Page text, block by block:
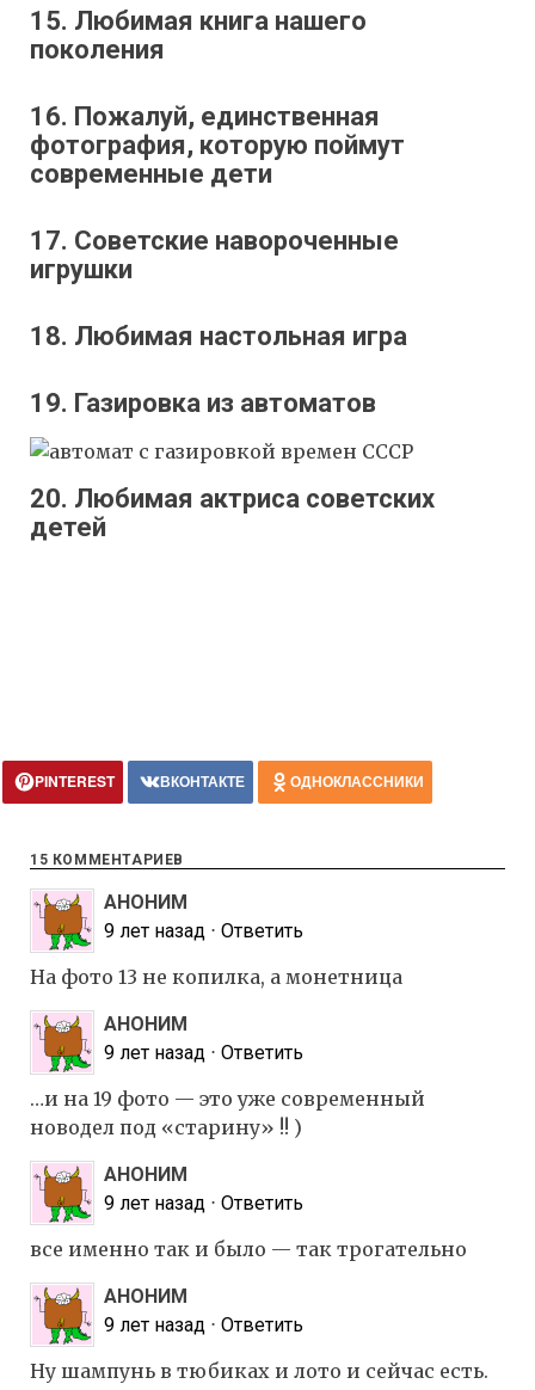
15. Любимая книга нашего
поколения
16. Пожалуй, единственная
фотография, которую поймут
современные дети
17. Советские навороченные
игрушки
18. Любимая настольная игра
19. Газировка из автоматов
20. Любимая актриса советских
детей
PINTEREST ВКОНТАКТЕ ОДНОКЛАССНИКИ
15 КОММЕНТАРИЕВ
АНОНИМ
9 лет назад ⋅ Ответить
На фото 13 не копилка, а монетница
АНОНИМ
9 лет назад ⋅ Ответить
…и на 19 фото — это уже современный
новодел под «старину» !! )
АНОНИМ
9 лет назад ⋅ Ответить
все именно так и было — так трогательно
АНОНИМ
9 лет назад ⋅ Ответить
Ну шампунь в тюбиках и лото и сейчас есть.